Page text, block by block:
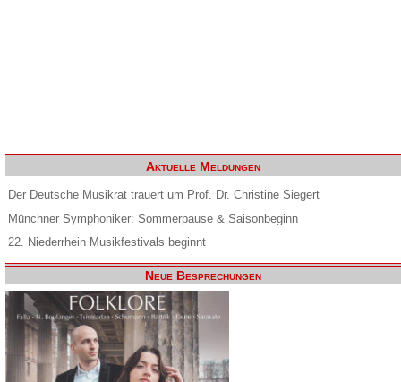
Aktuelle Meldungen
Der Deutsche Musikrat trauert um Prof. Dr. Christine Siegert
Münchner Symphoniker: Sommerpause & Saisonbeginn
22. Niederrhein Musikfestivals beginnt
Neue Besprechungen